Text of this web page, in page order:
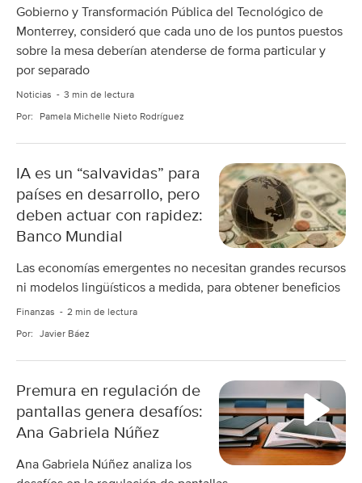
Gobierno y Transformación Pública del Tecnológico de
Monterrey, consideró que cada uno de los puntos puestos
sobre la mesa deberían atenderse de forma particular y
por separado
Noticias 3 min de lectura
Por: Pamela Michelle Nieto Rodríguez
IA es un “salvavidas” para
países en desarrollo, pero
deben actuar con rapidez:
Banco Mundial
Las economías emergentes no necesitan grandes recursos
ni modelos lingüísticos a medida, para obtener beneficios
Finanzas 2 min de lectura
Por: Javier Báez
Premura en regulación de
pantallas genera desafíos:
Ana Gabriela Núñez
Ana Gabriela Núñez analiza los